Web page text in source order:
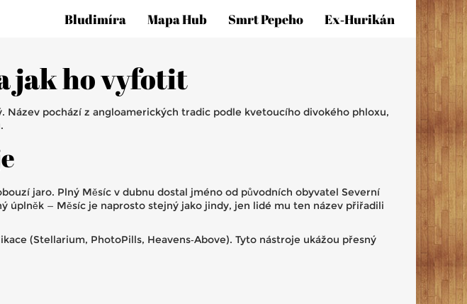
Bludimíra Mapa Hub Smrt Pepeho Ex‑hurikán
jak ho vyfotit
Název pochází z angloamerických tradic podle kvetoucího divokého phloxu,
jaro. Plný Měsíc v dubnu dostal jméno od původních obyvatel Severní
— Měsíc je naprosto stejný jako jindy, jen lidé mu ten název přiřadili
(Stellarium, PhotoPills, Heavens‑Above). Tyto nástroje ukážou přesný